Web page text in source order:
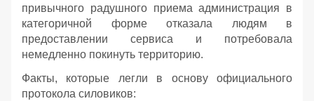
привычного радушного приема администрация в
категоричной форме отказала людям в
предоставлении сервиса и потребовала
немедленно покинуть территорию.
Факты, которые легли в основу официального
протокола силовиков: